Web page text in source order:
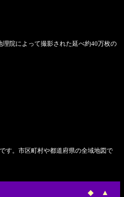
院によって撮影された延べ約40万枚の
す。市区町村や都道府県の全域地図で
◆ ▲